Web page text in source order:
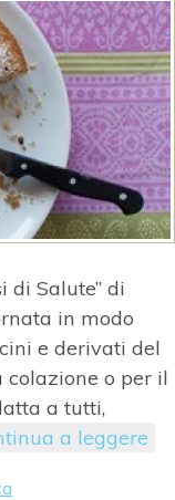
di Salute” di
in modo
e derivati del
colazione o per il
a tutti,
a leggere